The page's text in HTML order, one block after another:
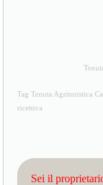
Tag Tenuta Agrituristica
ricettiva
Sei il